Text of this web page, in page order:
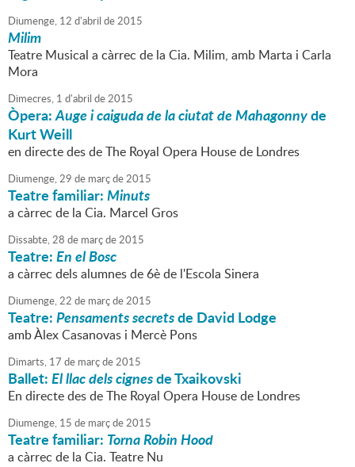
Diumenge, 12 d'abril de2015
Milim
Teatre Musical a càrrec de la Cia. Milim, amb Marta i Carla
Mora
Dimecres, 1 d'abril de2015
Òpera:Auge i caiguda de la ciutat de Mahagonnyde
Kurt Weill
en directe des de The Royal Opera House de Londres
Diumenge,29 de marçde2015
Teatre familiar:Minuts
a càrrec de la Cia. Marcel Gros
Dissabte,28 de marçde2015
Teatre:En el Bosc
a càrrec dels alumnes de 6è de l'Escola Sinera
Diumenge,22 de marçde2015
Teatre:Pensaments secretsde David Lodge
amb Àlex Casanovas i Mercè Pons
Dimarts, 17 de marçde2015
Ballet:El llac dels cignesde Txaikovski
En directe des de The Royal Opera House de Londres
Diumenge, 15 de marçde2015
Teatre familiar: Torna Robin Hood
a càrrec de la Cia. Teatre Nu